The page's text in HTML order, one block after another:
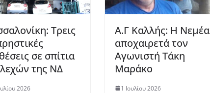
Τρεις
σε σπίτια
της ΝΔ
2026
Α.Γ Καλλής: Η Νεμέα
αποχαιρετά τον
Αγωνιστή Τάκη
Μαράκο
1 Ιουλίου 2026